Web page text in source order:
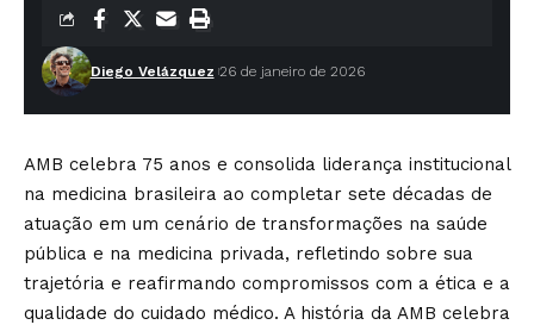
Diego Velázquez 26 de janeiro de 2026
AMB celebra 75 anos e consolida liderança institucional
na medicina brasileira ao completar sete décadas de
atuação em um cenário de transformações na saúde
pública e na medicina privada, refletindo sobre sua
trajetória e reafirmando compromissos com a ética e a
qualidade do cuidado médico. A história da AMB celebra